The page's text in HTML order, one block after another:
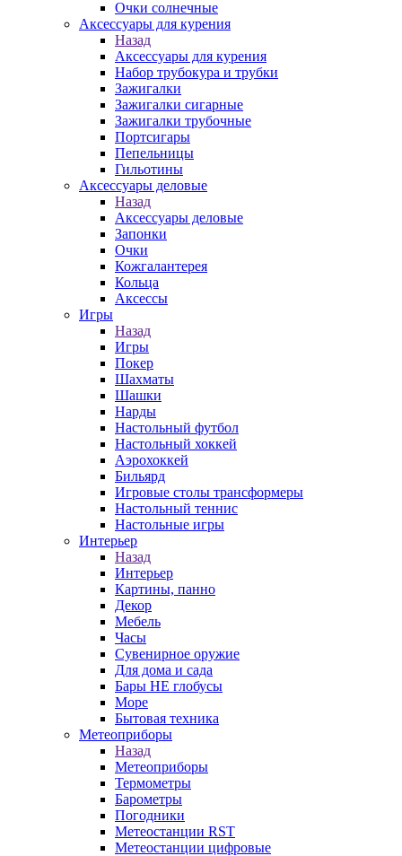
Очки солнечные
Аксессуары для курения
Назад
Аксессуары для курения
Набор трубокура и трубки
Зажигалки
Зажигалки сигарные
Зажигалки трубочные
Портсигары
Пепельницы
Гильотины
Аксессуары деловые
Назад
Аксессуары деловые
Запонки
Очки
Кожгалантерея
Кольца
Аксессы
Игры
Назад
Игры
Покер
Шахматы
Шашки
Нарды
Настольный футбол
Настольный хоккей
Аэрохоккей
Бильярд
Игровые столы трансформеры
Настольный теннис
Настольные игры
Интерьер
Назад
Интерьер
Картины, панно
Декор
Мебель
Часы
Сувенирное оружие
Для дома и сада
Бары НЕ глобусы
Море
Бытовая техника
Метеоприборы
Назад
Метеоприборы
Термометры
Барометры
Погодники
Метеостанции RST
Метеостанции цифровые